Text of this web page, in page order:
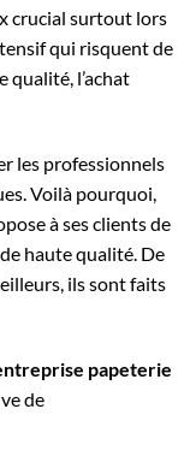
crucial surtout lors
qui risquent de
qualité, l’achat
les professionnels
Voilà pourquoi,
à ses clients de
de haute qualité. De
ils sont faits
papeterie
de